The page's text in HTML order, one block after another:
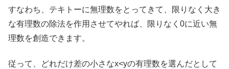
すなわち、テキトーに無理数をとってきて、限りなく大き
な有理数の除法を作用させてやれば、限りなく0に近い無
理数を創造できます。
従って、どれだけ差の小さなx<yの有理数を選んだとして